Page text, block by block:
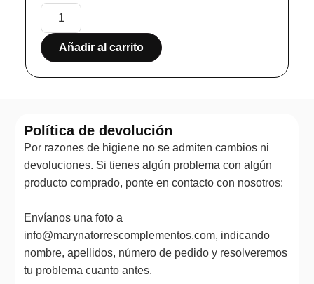
Añadir al carrito
Política de devolución
Por razones de higiene no se admiten cambios ni
devoluciones. Si tienes algún problema con algún
producto comprado, ponte en contacto con nosotros:
Envíanos una foto a
info@marynatorrescomplementos.com, indicando
nombre, apellidos, número de pedido y resolveremos
tu problema cuanto antes.